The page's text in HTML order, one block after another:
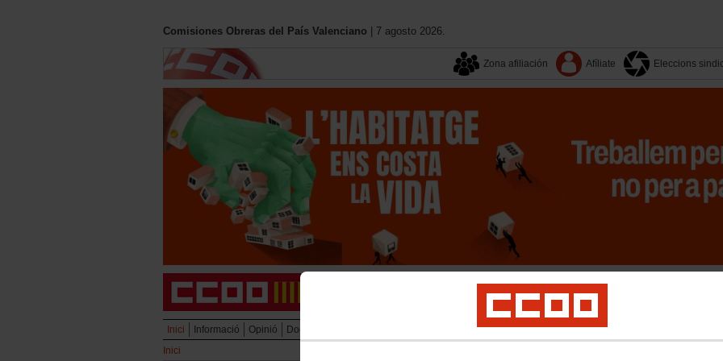
Comisiones Obreras del País Valenciano | 7 agosto 2026.
Zona afiliación Afíliate Eleccions
Sectors
Inici Informació Opinió Documentació Formació Serveis a l´afiliació
Inici